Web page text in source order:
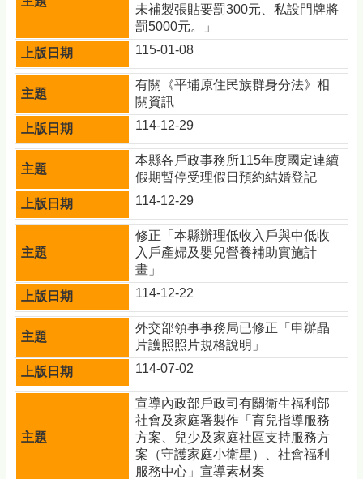
未補製張貼要罰300元、私設門牌將
罰5000元。」
115-01-08
有關《平埔原住民族群身分法》相
關資訊
114-12-29
本縣各戶政事務所115年度國定連續
假期暫停受理假日預約結婚登記
114-12-29
修正「本縣辦理低收入戶與中低收
入戶產婦及嬰兒營養補助實施計
畫」
114-12-22
外交部領事事務局已修正「申辦晶
片護照照片規格說明」
114-07-02
宣導內政部戶政司有關衛生福利部
社會及家庭署製作「育兒指導服務
方案、兒少及家庭社區支持服務方
案（守護家庭小衛星）、社會福利
服務中心」宣導素材案